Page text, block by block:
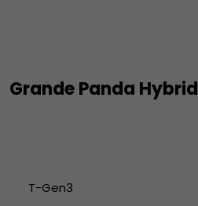
Grande Panda Hybrid
T-Gen3